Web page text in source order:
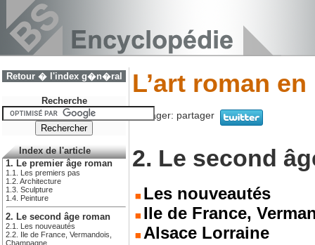
Retour � l'index g�n�ral
Recherche
Index de l'article
1. Le premier âge roman
1.1. Les premiers pas
1.2. Architecture
1.3. Sculpture
1.4. Peinture
2. Le second âge roman
2.1. Les nouveautés
2.2. Ile de France, Vermandois,
Champagne
L’art roman
Partager: partager
2. Le second
Les nouveautés
Ile de France,
Alsace Lorraine